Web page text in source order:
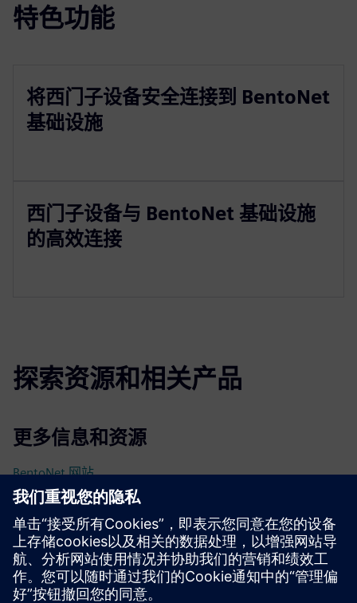
特色功能
将西门子设备安全连接到 BentoNet
基础设施
西门子设备与 BentoNet 基础设施
的高效连接
探索资源和相关产品
更多信息和资源
BentoNet 网站
先决条件
NetConnect 连接需要 BentoNet 工作台